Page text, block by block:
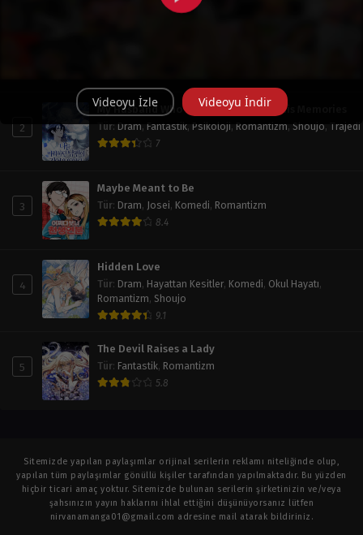
2
My Husband Who Hates Me Has Lost His Memories
Tür: Dram, Fantastik, Psikoloji, Romantizm, Shoujo, Trajedi
7
3
Maybe Meant to Be
Tür: Dram, Josei, Komedi, Romantizm
8.4
4
Hidden Love
Tür: Dram, Hayattan Kesitler, Komedi, Okul Hayatı,
Romantizm, Shoujo
9.1
5
The Devil Raises a Lady
Tür: Fantastik, Romantizm
5.8
Sitemizde yapılan paylaşımlar orijinal serilerin reklamı niteliğinde olup,
yapılan tüm paylaşımlar gönüllü kişiler tarafından yapılmaktadır. Bu yüzden
hiçbir ticari amaç yoktur. Sitemizde bulunan serilerin şirketinizin ve/veya
şahsınızın yayın haklarını ihlal ettiğini düşünüyorsanız lütfen
nirvanamanga01@gmail.com adresine mail atarak bildiriniz.
Videoyu İzle Videoyu İndir